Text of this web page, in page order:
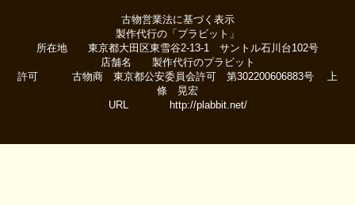
古物営業法に基づく表示
製作代行の「プラビット」
所在地 東京都大田区東雪谷2-13-1 サントル石川台102号
店舗名 製作代行のプラビット
許可 古物商 東京都公安委員会許可 第302200606883号 上
條 晃宏
URL http://plabbit.net/